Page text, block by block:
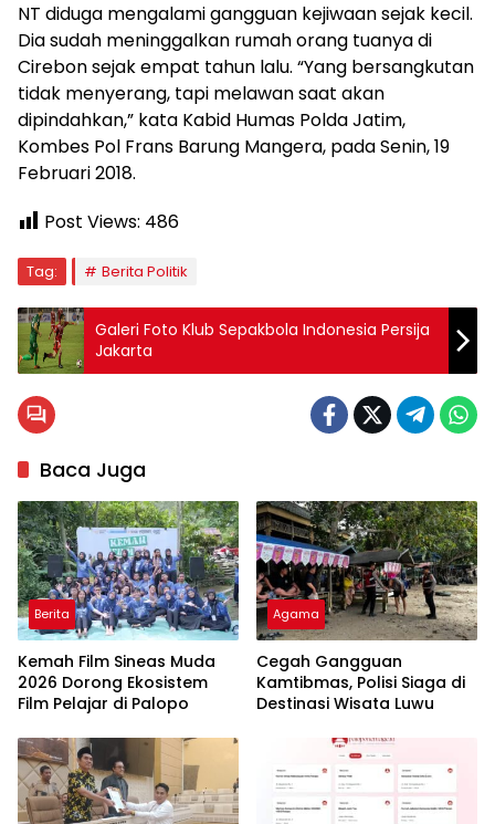
NT diduga mengalami gangguan kejiwaan sejak kecil.
Dia sudah meninggalkan rumah orang tuanya di
Cirebon sejak empat tahun lalu. “Yang bersangkutan
tidak menyerang, tapi melawan saat akan
dipindahkan,” kata Kabid Humas Polda Jatim,
Kombes Pol Frans Barung Mangera, pada Senin, 19
Februari 2018.
Post Views: 486
Tag: Berita Politik
Galeri Foto Klub Sepakbola Indonesia Persija
Jakarta
Baca Juga
Berita
Kemah Film Sineas Muda
2026 Dorong Ekosistem
Film Pelajar di Palopo
Agama
Cegah Gangguan
Kamtibmas, Polisi Siaga di
Destinasi Wisata Luwu